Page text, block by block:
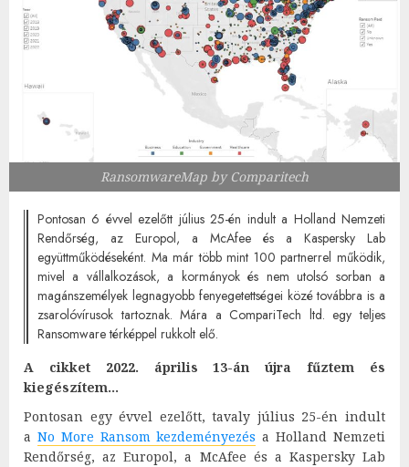
RansomwareMap by Comparitech
Pontosan 6 évvel ezelőtt július 25-én indult a Holland Nemzeti
Rendőrség, az Europol, a McAfee és a Kaspersky Lab
együttműködéseként. Ma már több mint 100 partnerrel működik,
mivel a vállalkozások, a kormányok és nem utolsó sorban a
magánszemélyek legnagyobb fenyegetettségei közé továbbra is a
zsarolóvírusok tartoznak. Mára a CompariTech ltd. egy teljes
Ransomware térképpel rukkolt elő.
A cikket 2022. április 13-án újra fűztem és
kiegészítem…
Pontosan egy évvel ezelőtt, tavaly július 25-én indult
a No More Ransom kezdeményezés a Holland Nemzeti
Rendőrség, az Europol, a McAfee és a Kaspersky Lab